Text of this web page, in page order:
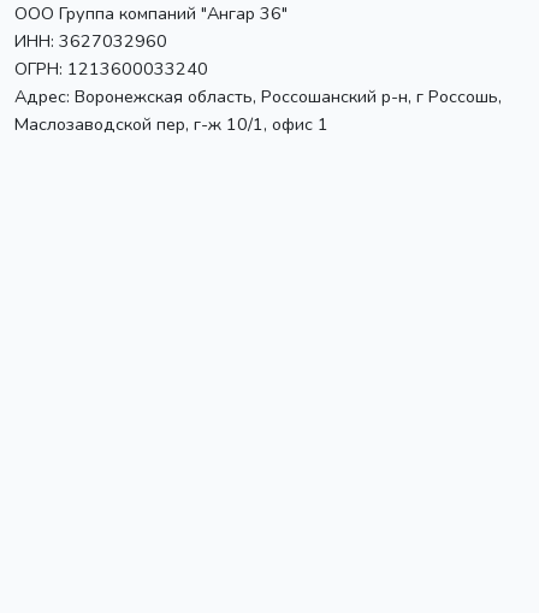
ООО Группа компаний "Ангар 36"
ИНН: 3627032960
ОГРН: 1213600033240
Адрес: Воронежская область, Россошанский р-н, г Россошь,
Маслозаводской пер, г-ж 10/1, офис 1